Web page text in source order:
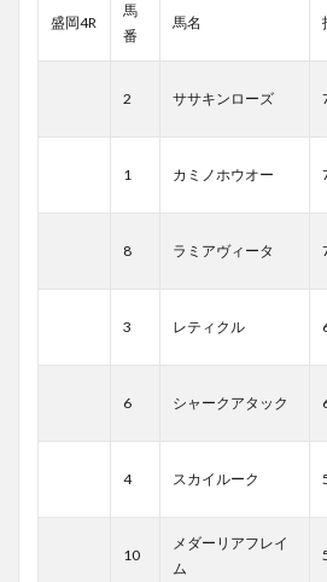
盛岡4R
馬
番
馬名
2 ササキンローズ
1 カミノホウオー
8 ラミアヴィータ
3 レティクル
6 シャークアタック
4 スカイルーク
10
メダーリアフレイ
ム